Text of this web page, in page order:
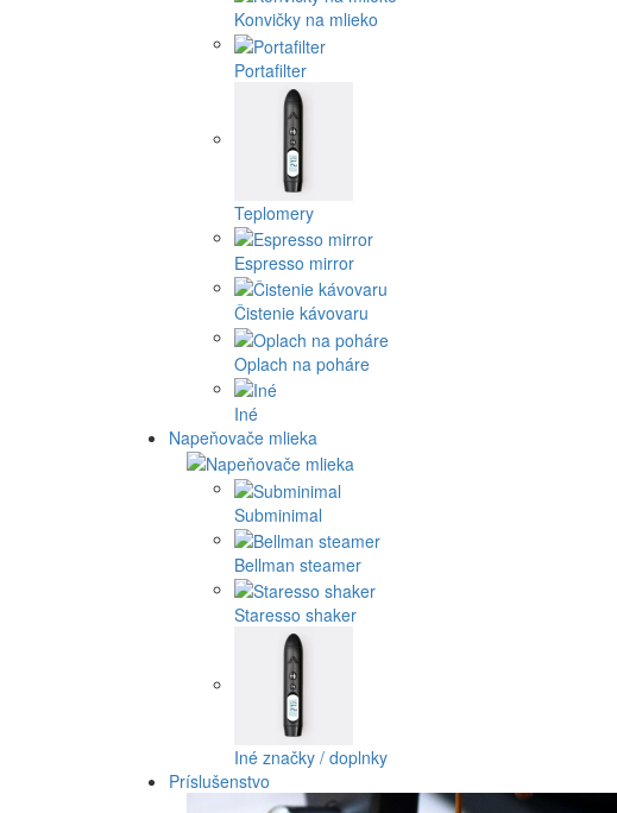
Konvičky na mlieko
Portafilter
Teplomery
Espresso mirror
Čistenie kávovaru
Oplach na poháre
Iné
Napeňovače mlieka
Subminimal
Bellman steamer
Staresso shaker
Iné značky / doplnky
Príslušenstvo